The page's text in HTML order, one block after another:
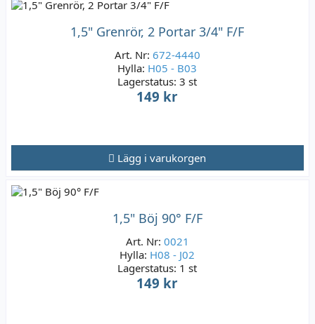
1,5" Grenrör, 2 Portar 3/4" F/F
Art. Nr: 672-4440
Hylla: H05 - B03
Lagerstatus:3 st
149 kr
Lägg i varukorgen
1,5" Böj 90° F/F
Art. Nr: 0021
Hylla: H08 - J02
Lagerstatus: 1 st
149 kr